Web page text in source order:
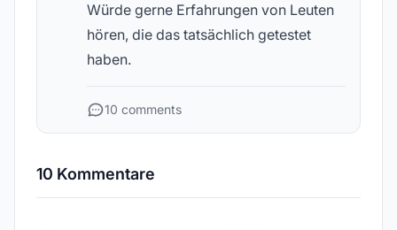
Würde gerne Erfahrungen von Leuten
hören, die das tatsächlich getestet
haben.
10 comments
10 Kommentare